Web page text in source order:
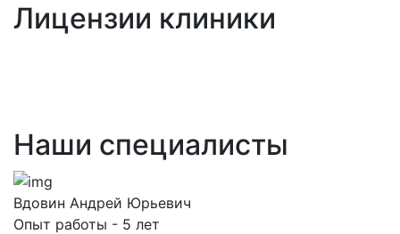
Лицензии клиники
Наши специалисты
Вдовин Андрей Юрьевич
Опыт работы - 5 лет